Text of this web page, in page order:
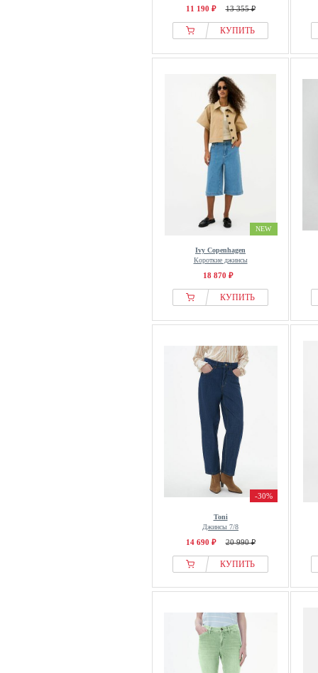
11 190 ₽ 13 355 ₽
КУПИТЬ
NEW
Ivy Copenhagen
Короткие джинсы
18 870 ₽
КУПИТЬ
-30%
Toni
Джинсы 7/8
14 690 ₽ 20 990 ₽
КУПИТЬ